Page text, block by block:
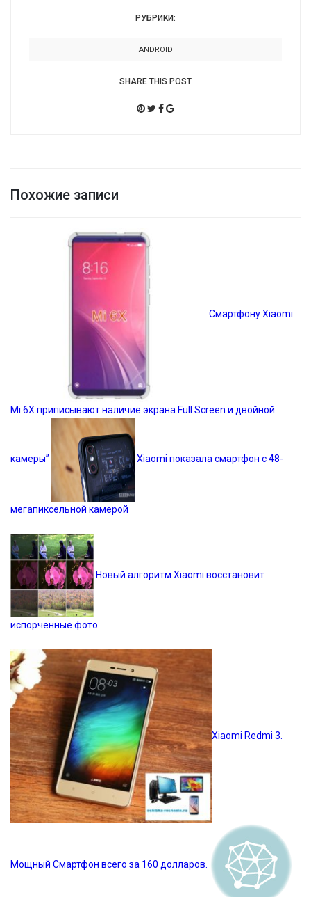
РУБРИКИ:
ANDROID
SHARE THIS POST
Похожие записи
Смартфону Xiaomi
Mi 6X приписывают наличие экрана Full Screen и двойной
камеры” Xiaomi показала смартфон с 48-
мегапиксельной камерой
Новый алгоритм Xiaomi восстановит
испорченные фото
Xiaomi Redmi 3.
Мощный Смартфон всего за 160 долларов.